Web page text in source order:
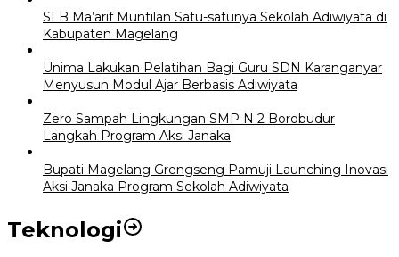
SLB Ma’arif Muntilan Satu-satunya Sekolah Adiwiyata di
Kabupaten Magelang
Unima Lakukan Pelatihan Bagi Guru SDN Karanganyar
Menyusun Modul Ajar Berbasis Adiwiyata
Zero Sampah Lingkungan SMP N 2 Borobudur
Langkah Program Aksi Janaka
Bupati Magelang Grengseng Pamuji Launching Inovasi
Aksi Janaka Program Sekolah Adiwiyata
Teknologi